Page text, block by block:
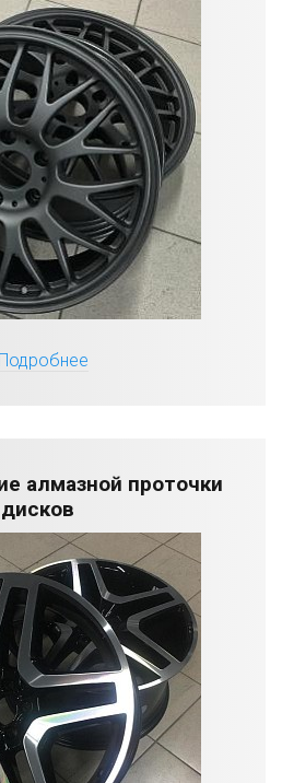
Подробнее
алмазной проточки
дисков